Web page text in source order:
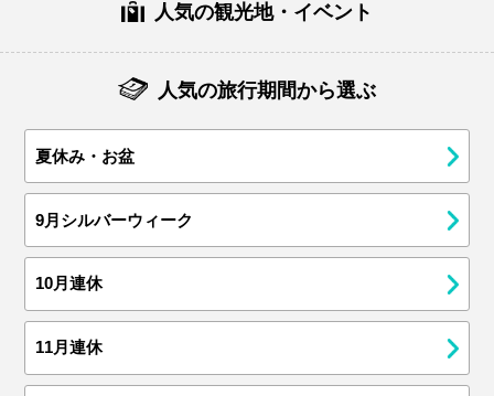
人気の観光地・イベント
人気の旅行期間から選ぶ
夏休み・お盆
9月シルバーウィーク
10月連休
11月連休